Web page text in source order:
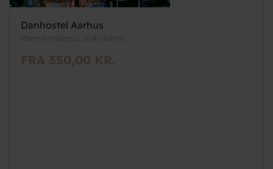
Danhostel Aarhus
Marienlundsvej 10, 8240 Aarhus
FRA 350,00 KR.